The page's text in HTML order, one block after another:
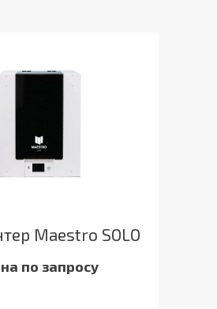
Maestro SOLO
по запросу